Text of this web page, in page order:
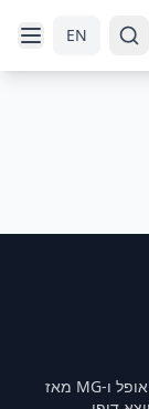
EN
השותף המהימן שלכם לחלקי חילוף פיג'ו, סיטרואן, אופל ו-MG מאז